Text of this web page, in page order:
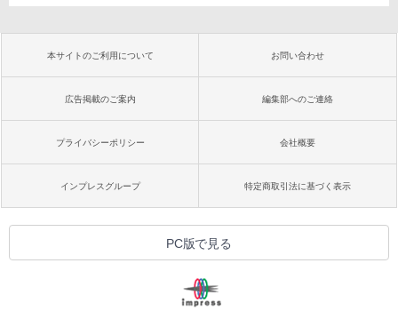
本サイトのご利用について お問い合わせ
広告掲載のご案内 編集部へのご連絡
プライバシーポリシー 会社概要
インプレスグループ 特定商取引法に基づく表示
PC版で見る